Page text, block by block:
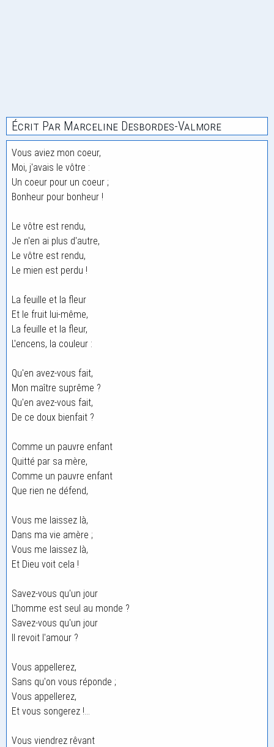
Écrit Par Marceline Desbordes-Valmore
Vous aviez mon coeur,
Moi, j'avais le vôtre :
Un coeur pour un coeur ;
Bonheur pour bonheur !
Le vôtre est rendu,
Je n'en ai plus d'autre,
Le vôtre est rendu,
Le mien est perdu !
La feuille et la fleur
Et le fruit lui-même,
La feuille et la fleur,
L'encens, la couleur :
Qu'en avez-vous fait,
Mon maître suprême ?
Qu'en avez-vous fait,
De ce doux bienfait ?
Comme un pauvre enfant
Quitté par sa mère,
Comme un pauvre enfant
Que rien ne défend,
Vous me laissez là,
Dans ma vie amère ;
Vous me laissez là,
Et Dieu voit cela !
Savez-vous qu'un jour
L'homme est seul au monde ?
Savez-vous qu'un jour
Il revoit l'amour ?
Vous appellerez,
Sans qu'on vous réponde ;
Vous appellerez,
Et vous songerez !...
Vous viendrez rêvant